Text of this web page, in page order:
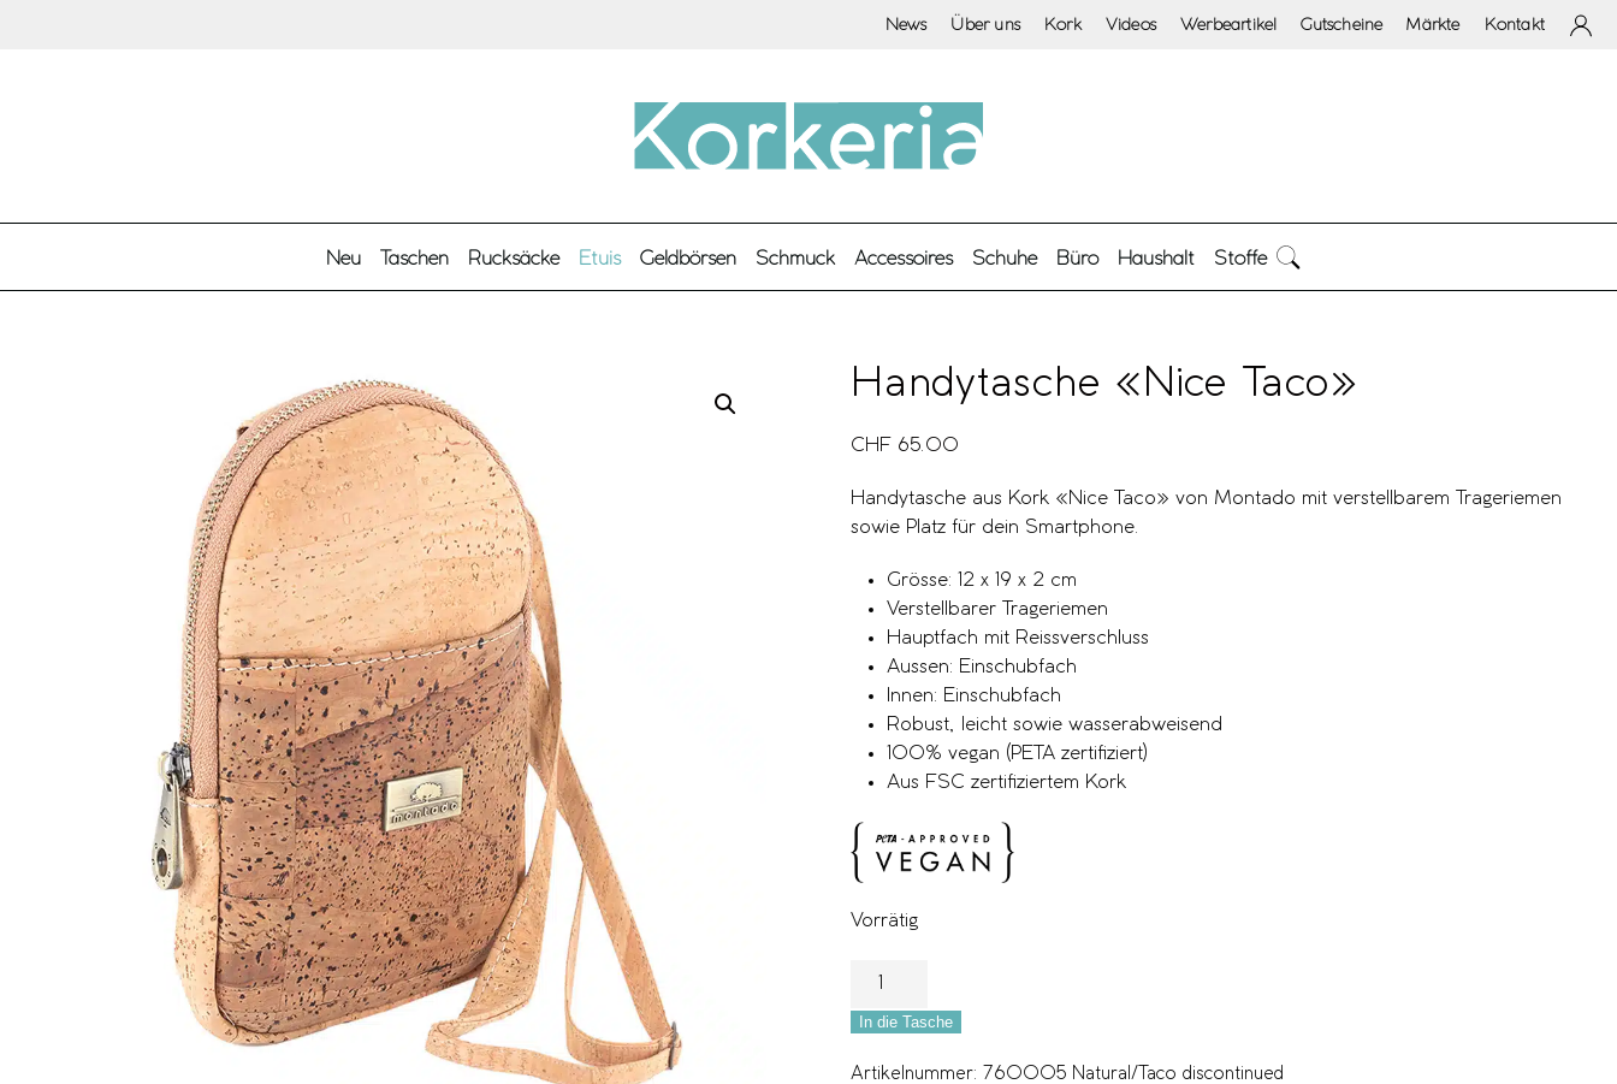
News Über uns Kork Videos Werbeartikel Gutscheine Märkte Kontakt
Neu Taschen Rucksäcke Etuis Geldbörsen Schmuck Accessoires Schuhe Büro Haushalt Stoffe
Handytasche «Nice Taco»
CHF 65.00
Handytasche aus Kork «Nice Taco» von Montado mit verstellbarem Trageriemen
sowie Platz für dein Smartphone.
Grösse: 12 x 19 x 2 cm
Verstellbarer Trageriemen
Hauptfach mit Reissverschluss
Aussen: Einschubfach
Innen: Einschubfach
Robust, leicht sowie wasserabweisend
100% vegan (PETA zertifiziert)
Aus FSC zertifiziertem Kork
Vorrätig
In die Tasche
Artikelnummer: 760005 Natural/Taco discontinued